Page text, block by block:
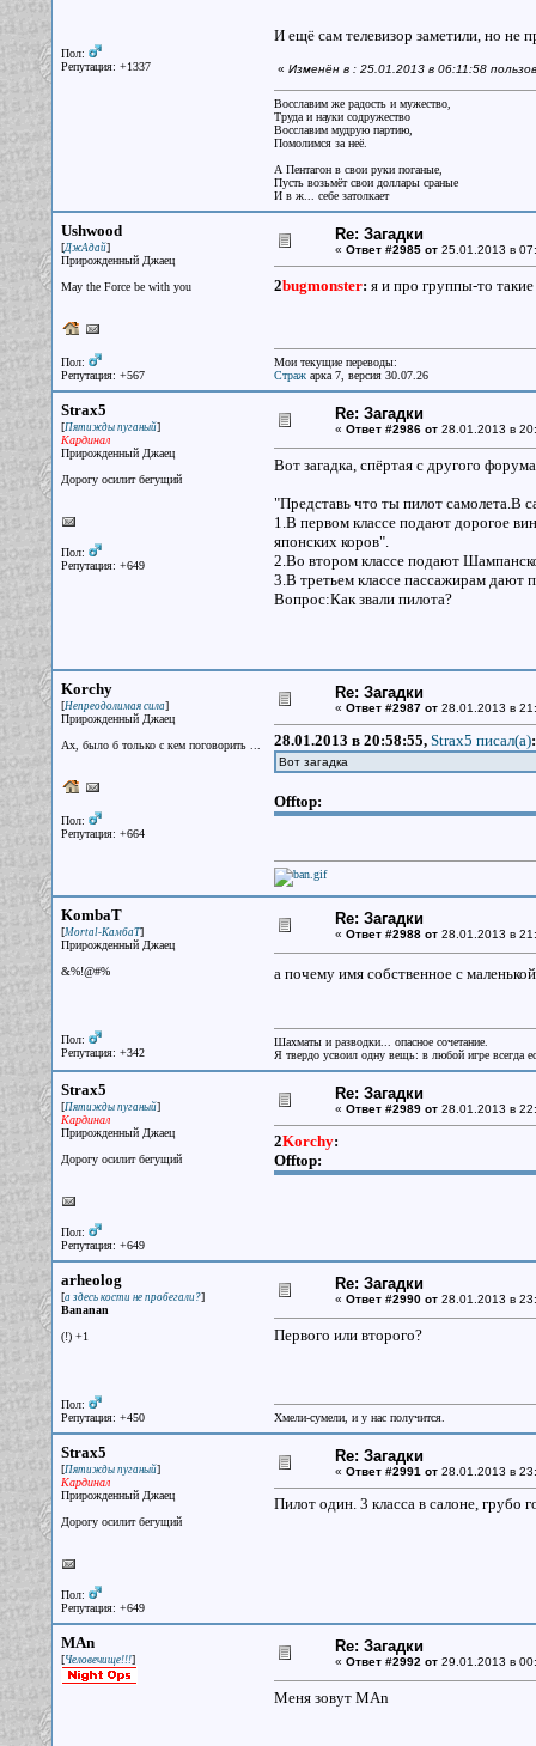
Пол:
Репутация: +1337
И ещё сам телевизор заметили, но не
« Изменён в : 25.01.2013 в 06:11:58
Восславим же радость и мужество,
Труда и науки содружество
Восславим мудрую партию,
Помолимся за неё.
А Пентагон в свои руки поганые,
Пусть возьмёт свои доллары сраные
И в ж... себе затолкает
Ushwood
[ДжАдай]
Прирожденный Джаец
May the Force be with you
Пол:
Репутация: +567
Re: Загадки
« Ответ #2985 от25.01.2013 в
2bugmonster: я и про группы-то
Мои текущие переводы:
Стражарка 7, версия 30.07.26
Strax5
[Пятижды пуганый]
Кардинал
Прирожденный Джаец
Дорогу осилит бегущий
Пол:
Репутация: +649
Re: Загадки
« Ответ #2986 от28.01.2013 в
Вот загадка, спёртая с другого
"Представь что ты пилот самолета.В
1.В первом классе подают дорогое
японских коров".
2.Во втором классе подают
3.В третьем классе пассажирам дают
Вопрос:Как звали пилота?
Korchy
[Непреодолимая сила]
Прирожденный Джаец
Ах, было б только с кем поговорить ...
Пол:
Репутация: +664
Re: Загадки
« Ответ #2987 от28.01.2013 в
28.01.2013 в 20:58:55, Strax5 писал(a):
Вот загадка
Offtop:
KombaT
[Mortal-КамбаТ]
Прирожденный Джаец
&%!@#%
Пол:
Репутация: +342
Re: Загадки
« Ответ #2988 от28.01.2013 в
а почему имя собственное с
Шахматы и разводки... опасное сочетание.
Я твердо усвоил одну вещь: в любой игре всегда
Strax5
[Пятижды пуганый]
Кардинал
Прирожденный Джаец
Дорогу осилит бегущий
Пол:
Репутация: +649
Re: Загадки
« Ответ #2989 от28.01.2013 в
2Korchy:
Offtop:
arheolog
[а здесь кости не пробегали?]
Bananan
(!) +1
Пол:
Репутация: +450
Re: Загадки
« Ответ #2990 от28.01.2013 в
Первого или второго?
Хмели-сумели, и у нас получится.
Strax5
[Пятижды пуганый]
Кардинал
Прирожденный Джаец
Дорогу осилит бегущий
Пол:
Репутация: +649
Re: Загадки
« Ответ #2991 от28.01.2013 в
Пилот один. 3 класса в салоне, грубо
MAn
[Человечище!!!]
Re: Загадки
« Ответ #2992 от29.01.2013 в
Меня зовут MAn